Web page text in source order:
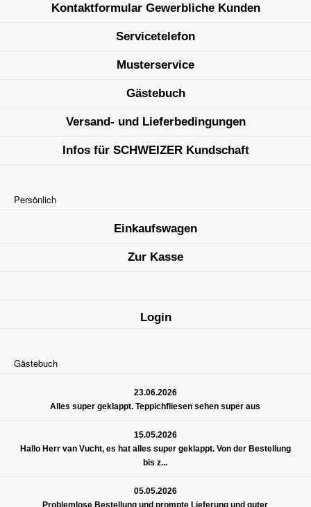
Kontaktformular Gewerbliche Kunden
Servicetelefon
Musterservice
Gästebuch
Versand- und Lieferbedingungen
Infos für SCHWEIZER Kundschaft
Persönlich
Einkaufswagen
Zur Kasse
Login
Gästebuch
23.06.2026
Alles super geklappt. Teppichfliesen sehen super aus
15.05.2026
Hallo Herr van Vucht, es hat alles super geklappt. Von der Bestellung
bis z...
05.05.2026
Problemlose Bestellung und prompte Lieferung und guter